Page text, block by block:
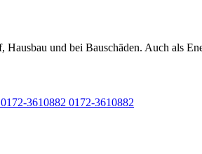
und bei Bauschäden. Auch als
0172-3610882